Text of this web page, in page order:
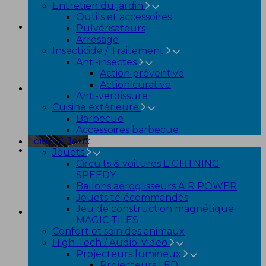
Entretien du jardin
Outils et accessoires
Pulvérisateurs
Arrosage
Insecticide / Traitement
Anti-insectes
Action préventive
Action curative
Anti-verdissure
Cuisine extérieure
Barbecue
Accessoires barbecue
Loisirs & Jeux
Jouets
Circuits & voitures LIGHTNING
SPEEDY
Ballons aéroglisseurs AIR POWER
Jouets télécommandés
Jeu de construction magnétique
MAGIC TILES
Confort et soin des animaux
High-Tech / Audio-Video
Projecteurs lumineux